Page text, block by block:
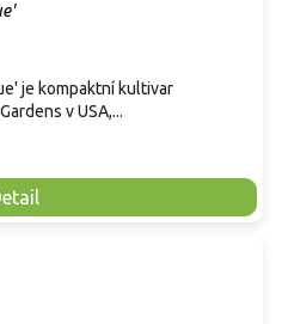
je kompaktní kultivar
v USA,...